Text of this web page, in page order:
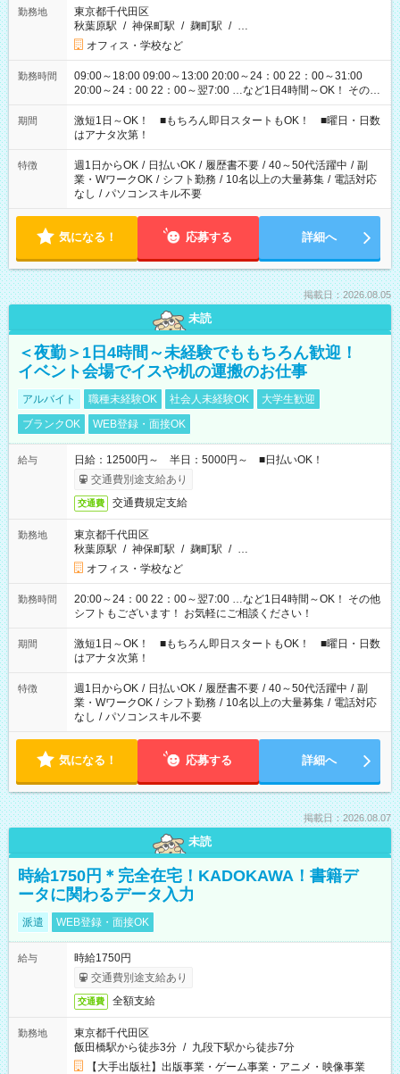
勤務地
東京都千代田区
秋葉原駅 / 神保町駅 / 麹町駅 / …
オフィス・学校など
勤務時間
09:00～18:00 09:00～13:00 20:00～24：00 22：00～31:00
20:00～24：00 22：00～翌7:00 …など1日4時間～OK！ その他
シフトもございます！ お気軽にご相談ください！
期間
激短1日～OK！ ■もちろん即日スタートもOK！ ■曜日・日数
はアナタ次第！
特徴 週1日からOK / 日払いOK / 履歴書不要 / 40～50代活躍中 / 副
業・WワークOK / シフト勤務 / 10名以上の大量募集 / 電話対応
なし / パソコンスキル不要
気になる！ 応募する 詳細へ
掲載日：2026.08.05
未読
＜夜勤＞1日4時間～未経験でももちろん歓迎！
イベント会場でイスや机の運搬のお仕事
アルバイト 職種未経験OK 社会人未経験OK
大学生歓迎
ブランクOK
WEB登録・面接OK
給与
日給：12500円～ 半日：5000円～ ■日払いOK！
交通費別途支給あり
交通費 交通費規定支給
勤務地
東京都千代田区
秋葉原駅 / 神保町駅 / 麹町駅 / …
オフィス・学校など
勤務時間
20:00～24：00 22：00～翌7:00 …など1日4時間～OK！ その他
シフトもございます！ お気軽にご相談ください！
期間
激短1日～OK！ ■もちろん即日スタートもOK！ ■曜日・日数
はアナタ次第！
特徴 週1日からOK / 日払いOK / 履歴書不要 / 40～50代活躍中 / 副
業・WワークOK / シフト勤務 / 10名以上の大量募集 / 電話対応
なし / パソコンスキル不要
気になる！ 応募する 詳細へ
掲載日：2026.08.07
未読
時給1750円＊完全在宅！KADOKAWA！書籍デ
ータに関わるデータ入力
派遣 WEB登録・面接OK
給与
時給1750円
交通費別途支給あり
交通費 全額支給
勤務地
東京都千代田区
飯田橋駅から徒歩3分 / 九段下駅から徒歩7分
【大手出版社】出版事業・ゲーム事業・アニメ・映像事業